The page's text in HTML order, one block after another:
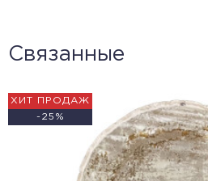
Связанные
ХИТ ПРОДАЖ
-25%